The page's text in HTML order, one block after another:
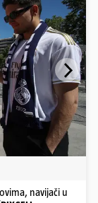
navijači u